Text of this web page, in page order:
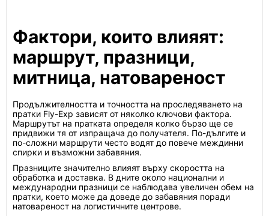
Фактори, които влияят:
маршрут, празници,
митница, натовареност
Продължителността и точността на проследяването на
пратки Fly-Exp зависят от няколко ключови фактора.
Маршрутът на пратката определя колко бързо ще се
придвижи тя от изпращача до получателя. По-дългите и
по-сложни маршрути често водят до повече междинни
спирки и възможни забавяния.
Празниците значително влияят върху скоростта на
обработка и доставка. В дните около национални и
международни празници се наблюдава увеличен обем на
пратки, което може да доведе до забавяния поради
натовареност на логистичните центрове.